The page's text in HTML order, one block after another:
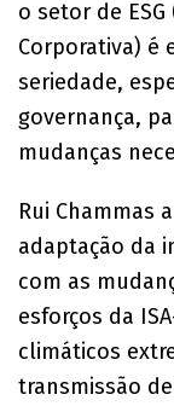
o setor de
Corporativa) é
seriedade,
governança,
mudanças
Rui Chammas
adaptação da
com as
esforços da
climáticos
transmissão